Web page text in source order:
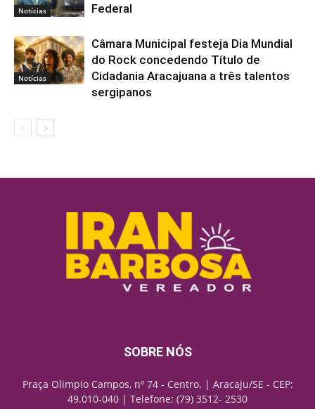
Notícias
Federal
Notícias
Câmara Municipal festeja Dia Mundial
do Rock concedendo Título de
Cidadania Aracajuana a três talentos
sergipanos
SOBRE NÓS
Praça Olimpio Campos, nº 74 - Centro. | Aracaju/SE - CEP:
49.010-040 | Telefone: (79) 3512- 2530